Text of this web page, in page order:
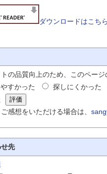
ダウンロードはこちら
の品質向上のため、このページ
すかった
探しにくかった
感想をいただける場合は、
先